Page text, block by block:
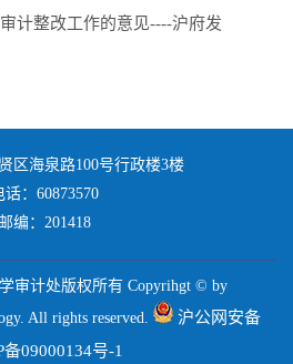
计整改工作的意见----沪府发
区海泉路100号行政楼3楼
话：60873570
邮编：201418
审计处版权所有 Copyrihgt © by
All rights reserved.
沪公网安备
备09000134号-1